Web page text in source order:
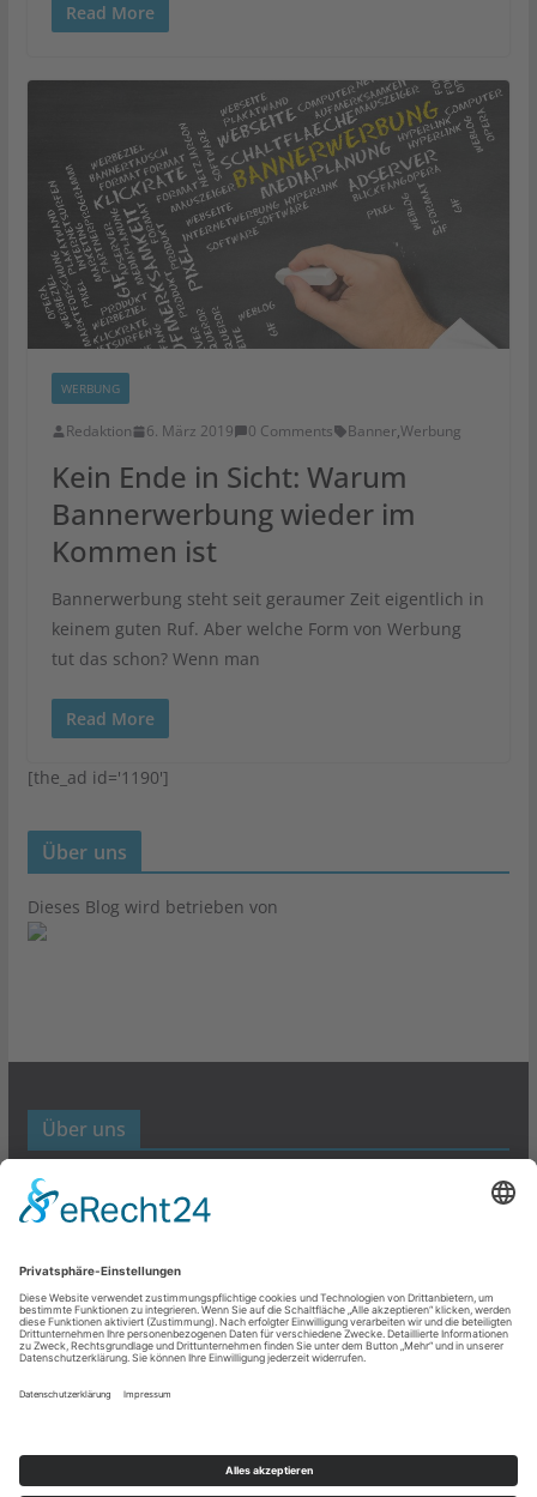
Read More
WERBUNG
Redaktion 6. März 2019 0 Comments Banner,Werbung
Kein Ende in Sicht: Warum
Bannerwerbung wieder im
Kommen ist
Bannerwerbung steht seit geraumer Zeit eigentlich in
keinem guten Ruf. Aber welche Form von Werbung
tut das schon? Wenn man
Read More
[the_ad id='1190']
Über uns
Dieses Blog wird betrieben von
Über uns
Werbund- und Marketing Blog
Links
Datenschutz
Impressum
Werbung- und Marketing